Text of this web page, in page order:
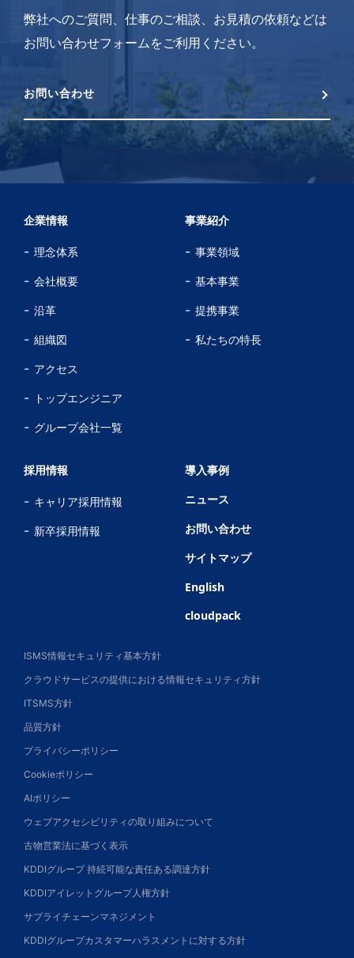
弊社へのご質問、仕事のご相談、お見積の依頼などは
お問い合わせフォームをご利用ください。
お問い合わせ
企業情報
理念体系
会社概要
沿革
組織図
アクセス
トップエンジニア
グループ会社一覧
事業紹介
事業領域
基本事業
提携事業
私たちの特長
採用情報
キャリア採用情報
新卒採用情報
導入事例
ニュース
お問い合わせ
サイトマップ
English
cloudpack
ISMS情報セキュリティ基本方針
クラウドサービスの提供における情報セキュリティ方針
ITSMS方針
品質方針
プライバシーポリシー
Cookieポリシー
AIポリシー
ウェブアクセシビリティの取り組みについて
古物営業法に基づく表示
KDDIグループ 持続可能な責任ある調達方針
KDDIアイレットグループ人権方針
サプライチェーンマネジメント
KDDIグループカスタマーハラスメントに対する方針